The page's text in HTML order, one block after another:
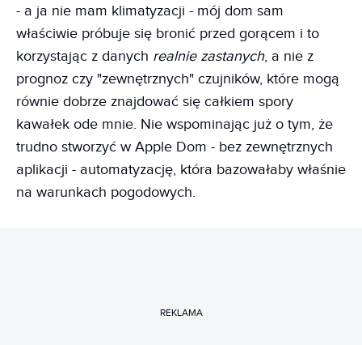
- a ja nie mam klimatyzacji - mój dom sam
właściwie próbuje się bronić przed gorącem i to
korzystając z danych realnie zastanych, a nie z
prognoz czy "zewnętrznych" czujników, które mogą
równie dobrze znajdować się całkiem spory
kawałek ode mnie. Nie wspominając już o tym, że
trudno stworzyć w Apple Dom - bez zewnętrznych
aplikacji - automatyzację, która bazowałaby właśnie
na warunkach pogodowych.
REKLAMA